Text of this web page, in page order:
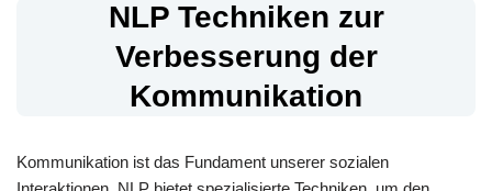
NLP Techniken zur
Verbesserung der
Kommunikation
Kommunikation ist das Fundament unserer sozialen